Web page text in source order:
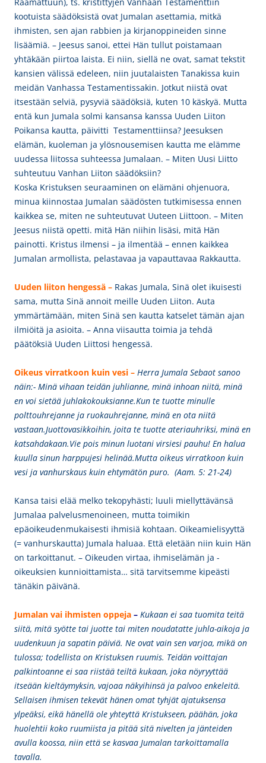
kootuista säädöksistä ovat Jumalan asettamia, mitkä
ihmisten, sen ajan rabbien ja kirjanoppineiden sinne
lisäämiä. – Jeesus sanoi, ettei Hän tullut poistamaan
yhtäkään piirtoa laista. Ei niin, siellä ne ovat, samat tekstit
kansien välissä edeleen, niin juutalaisten Tanakissa kuin
meidän Vanhassa Testamentissakin. Jotkut niistä ovat
itsestään selviä, pysyviä säädöksiä, kuten 10 käskyä. Mutta
entä kun Jumala solmi kansansa kanssa Uuden Liiton
Poikansa kautta, päivitti Testamenttiinsa? Jeesuksen
elämän, kuoleman ja ylösnousemisen kautta me elämme
uudessa liitossa suhteessa Jumalaan. – Miten Uusi Liitto
suhteutuu Vanhan Liiton säädöksiin?
Koska Kristuksen seuraaminen on elämäni ohjenuora,
minua kiinnostaa Jumalan säädösten tutkimisessa ennen
kaikkea se, miten ne suhteutuvat Uuteen Liittoon. – Miten
Jeesus niistä opetti. mitä Hän niihin lisäsi, mitä Hän
painotti. Kristus ilmensi – ja ilmentää – ennen kaikkea
Jumalan armollista, pelastavaa ja vapauttavaa Rakkautta.
Uuden liiton hengessä – Rakas Jumala, Sinä olet ikuisesti
sama, mutta Sinä annoit meille Uuden Liiton. Auta
ymmärtämään, miten Sinä sen kautta katselet tämän ajan
ilmiöitä ja asioita. – Anna viisautta toimia ja tehdä
päätöksiä Uuden Liittosi hengessä.
Oikeus virratkoon kuin vesi – Herra Jumala Sebaot sanoo
näin:- Minä vihaan teidän juhlianne, minä inhoan niitä, minä
en voi sietää juhlakokouksianne.Kun te tuotte minulle
polttouhrejanne ja ruokauhrejanne, minä en ota niitä
vastaan.Juottovasikkoihin, joita te tuotte ateriauhriksi, minä en
katsahdakaan.Vie pois minun luotani virsiesi pauhu! En halua
kuulla sinun harppujesi helinää.Mutta oikeus virratkoon kuin
vesi ja vanhurskaus kuin ehtymätön puro. (Aam. 5: 21-24)
Kansa taisi elää melko tekopyhästi; luuli miellyttävänsä
Jumalaa palvelusmenoineen, mutta toimikin
epäoikeudenmukaisesti ihmisiä kohtaan. Oikeamielisyyttä
(= vanhurskautta) Jumala haluaa. Että eletään niin kuin Hän
on tarkoittanut. – Oikeuden virtaa, ihmiselämän ja -
oikeuksien kunnioittamista… sitä tarvitsemme kipeästi
tänäkin päivänä.
Jumalan vai ihmisten oppeja – Kukaan ei saa tuomita teitä
siitä, mitä syötte tai juotte tai miten noudatatte juhla-aikoja ja
uudenkuun ja sapatin päiviä. Ne ovat vain sen varjoa, mikä on
tulossa; todellista on Kristuksen ruumis. Teidän voittajan
palkintoanne ei saa riistää teiltä kukaan, joka nöyryyttää
itseään kieltäymyksin, vajoaa näkyihinsä ja palvoo enkeleitä.
Sellaisen ihmisen tekevät hänen omat tyhjät ajatuksensa
ylpeäksi, eikä hänellä ole yhteyttä Kristukseen, päähän, joka
huolehtii koko ruumiista ja pitää sitä nivelten ja jänteiden
avulla koossa, niin että se kasvaa Jumalan tarkoittamalla
tavalla.